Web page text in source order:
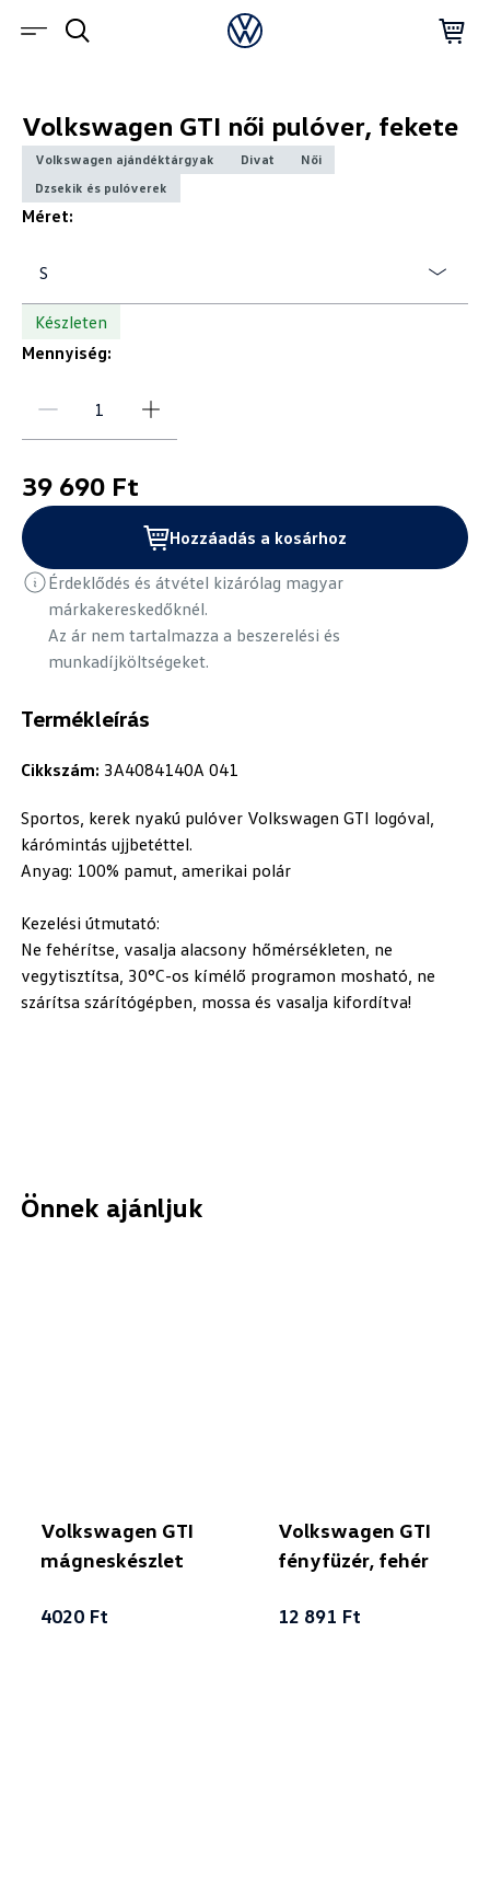
Termékleírás
Cikkszám: 3A4084140A 041
Sportos, kerek nyakú pulóver Volkswagen GTI logóval,
kárómintás ujjbetéttel.
Anyag: 100% pamut, amerikai polár
Kezelési útmutató:
Ne fehérítse, vasalja alacsony hőmérsékleten, ne
vegytisztítsa, 30°C-os kímélő programon mosható, ne
szárítsa szárítógépben, mossa és vasalja kifordítva!
Volkswagen GTI női pulóver, fekete
Volkswagen ajándéktárgyak Divat
Női
Dzsekik és pulóverek
Méret:
S
Készleten
Mennyiség:
39 690 Ft
Hozzáadás a kosárhoz
Érdeklődés és átvétel kizárólag magyar
márkakereskedőknél.
Az ár nem tartalmazza a beszerelési és
munkadíjköltségeket.
Önnek ajánljuk
Volkswagen GTI
mágneskészlet
4020 Ft
Volkswagen GTI
fényfüzér, fehér
12 891 Ft